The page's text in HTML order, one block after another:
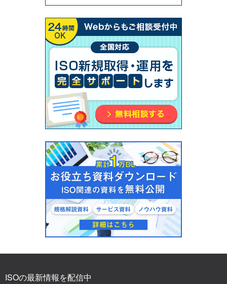
ISOの最新情報を配信中